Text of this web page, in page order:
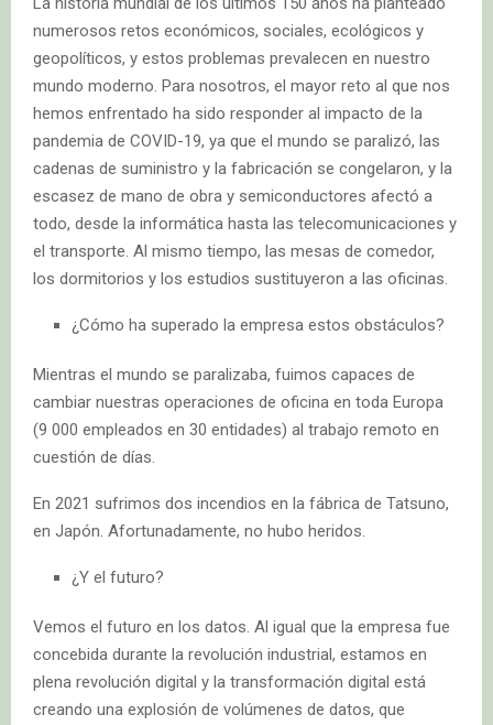
numerosos retos económicos, sociales, ecológicos y
geopolíticos, y estos problemas prevalecen en nuestro
mundo moderno. Para nosotros, el mayor reto al que nos
hemos enfrentado ha sido responder al impacto de la
pandemia de COVID-19, ya que el mundo se paralizó, las
cadenas de suministro y la fabricación se congelaron, y la
escasez de mano de obra y semiconductores afectó a
todo, desde la informática hasta las telecomunicaciones y
el transporte. Al mismo tiempo, las mesas de comedor,
los dormitorios y los estudios sustituyeron a las oficinas.
¿Cómo ha superado la empresa estos obstáculos?
Mientras el mundo se paralizaba, fuimos capaces de
cambiar nuestras operaciones de oficina en toda Europa
(9 000 empleados en 30 entidades) al trabajo remoto en
cuestión de días.
En 2021 sufrimos dos incendios en la fábrica de Tatsuno,
en Japón. Afortunadamente, no hubo heridos.
¿Y el futuro?
Vemos el futuro en los datos. Al igual que la empresa fue
concebida durante la revolución industrial, estamos en
plena revolución digital y la transformación digital está
creando una explosión de volúmenes de datos, que